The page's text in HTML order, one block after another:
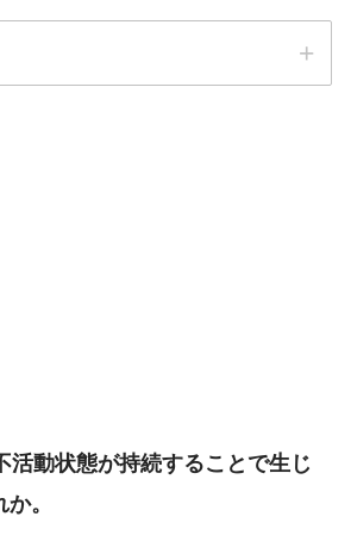
動状態が持続することで生じ
。